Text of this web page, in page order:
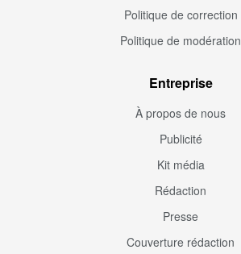
Politique de correction
Politique de modération
Entreprise
À propos de nous
Publicité
Kit média
Rédaction
Presse
Couverture rédaction